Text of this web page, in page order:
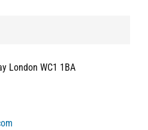
London WC1 1BA